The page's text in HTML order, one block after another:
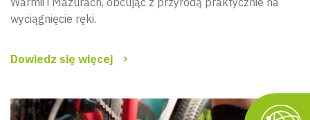
wyciągnięcie ręki.
Dowiedz się więcej